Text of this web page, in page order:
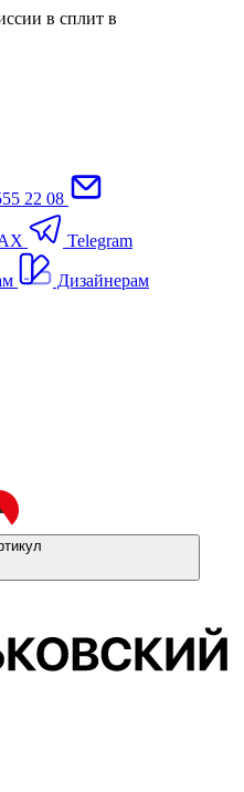
в сплит в
22 08
Telegram
Дизайнерам